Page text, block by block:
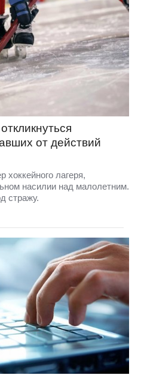
от действий
хоккейного лагеря,
насилии над малолетним.
стражу.